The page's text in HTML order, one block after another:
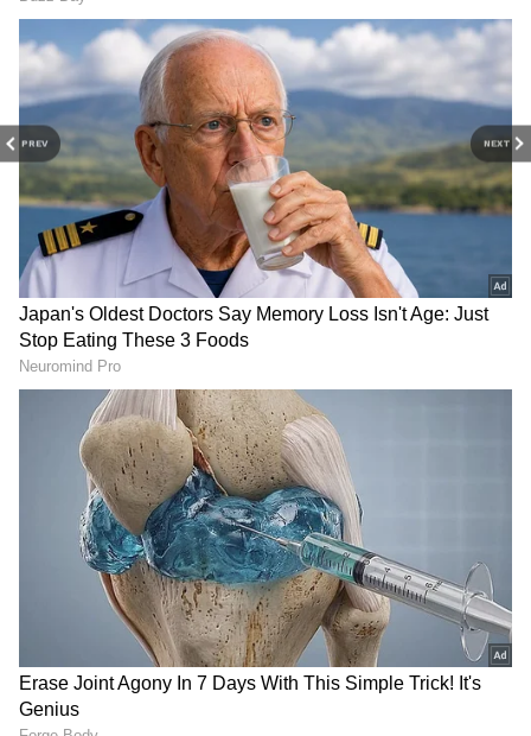
PREV NEXT
Image Credit :Jiohotstar
சத்யா கல்யாணத்தில் ட்விஸ்ட்
மறுபுறம் முத்துவும், மீனாவும் சந்திரா
வீட்டிற்கு செல்கின்றனர். அங்கு போய்
சிந்தாமணி பிரச்சனை பண்ணிய
மேலேயும் அவர்கள் முன்னிலையில் சத்யா -
ரேகாவை திருமணத்தை நடத்த முடியாது.
அதனால் எங்க பாட்டிகிட்ட பேசிட்டேன்.
அவங்க ஊர்லயே வச்சு கல்யாணத்தை
முடிச்சிடலாம் என கூறுகிறார் முத்து.
பின்னர் சீதாவுக்கு போன் போட்டு வர
சொல்கிறார். அவர் சத்யா கல்யாணத்துக்கு
போறேன்னு சொன்னா அருண் விடமாட்டார்
என்பதால், குலதெய்வம் கோவிலுக்கு